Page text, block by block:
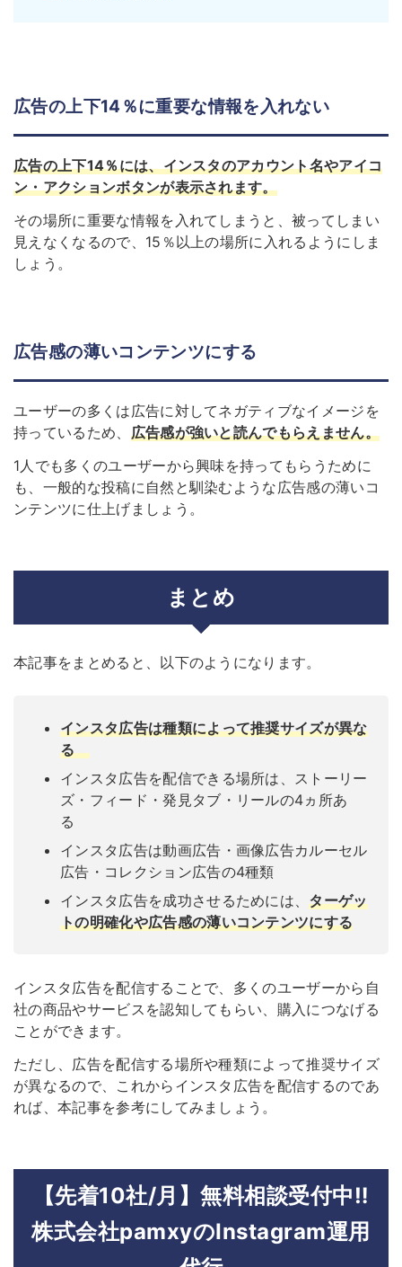
広告の上下14％に重要な情報を入れない
広告の上下14％には、インスタのアカウント名やアイコ
ン・アクションボタンが表示されます。
その場所に重要な情報を入れてしまうと、被ってしまい
見えなくなるので、15％以上の場所に入れるようにしま
しょう。
広告感の薄いコンテンツにする
ユーザーの多くは広告に対してネガティブなイメージを
持っているため、 広告感が強いと読んでもらえません。
1人でも多くのユーザーから興味を持ってもらうために
も、一般的な投稿に自然と馴染むような広告感の薄いコ
ンテンツに仕上げましょう。
まとめ
本​​記事をまとめると、以下のようになります。
インスタ広告は種類によって推奨サイズが異な
る
インスタ広告を配信できる場所は、ストーリー
ズ・フィード・発見タブ・リールの4ヵ所あ
る
インスタ広告は動画広告・画像広告カルーセル
広告・コレクション広告の4種類
インスタ広告を成功させるためには、ターゲッ
トの明確化や広告感の薄いコンテンツにする
インスタ広告を配信することで、多くのユーザーから自
社の商品やサービスを認知してもらい、購入につなげる
ことができます。
ただし、広告を配信する場所や種類によって推奨サイズ
が異なるので、これからインスタ広告を配信するのであ
れば、本記事を参考にしてみましょう。
【先着10社/月】無料相談受付中‼︎
株式会社pamxyのInstagram運用